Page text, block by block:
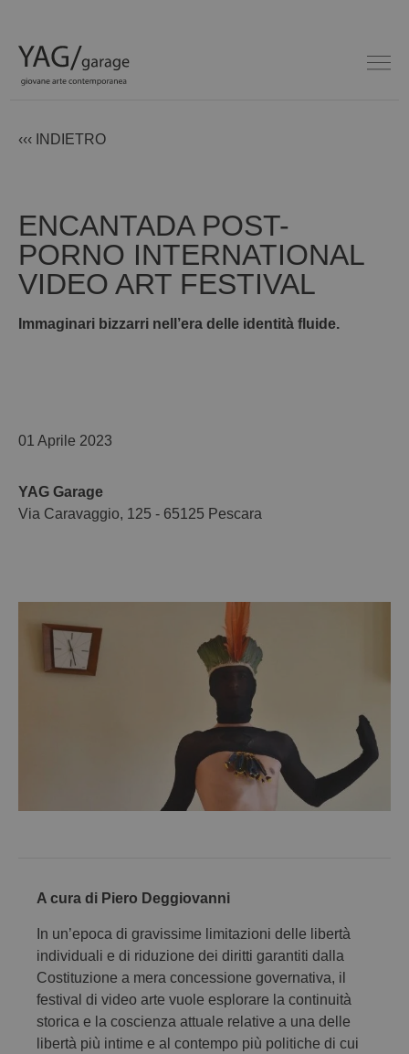
‹‹‹ INDIETRO
ENCANTADA POST-
PORNO INTERNATIONAL
VIDEO ART FESTIVAL
Immaginari bizzarri nell’era delle identità fluide.
01 Aprile 2023
YAG Garage
Via Caravaggio, 125 - 65125 Pescara
A cura di Piero Deggiovanni
In un’epoca di gravissime limitazioni delle libertà
individuali e di riduzione dei diritti garantiti dalla
Costituzione a mera concessione governativa, il
festival di video arte vuole esplorare la continuità
storica e la coscienza attuale relative a una delle
libertà più intime e al contempo più politiche di cui